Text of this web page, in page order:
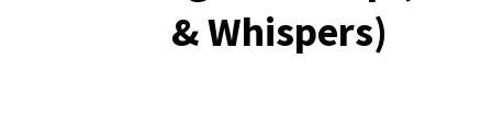
& Whispers)